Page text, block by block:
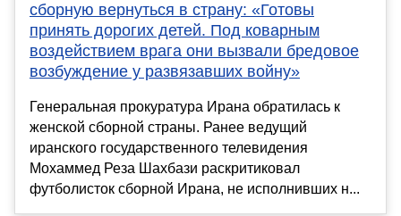
сборную вернуться в страну: «Готовы
принять дорогих детей. Под коварным
воздействием врага они вызвали бредовое
возбуждение у развязавших войну»
Генеральная прокуратура Ирана обратилась к
женской сборной страны. Ранее ведущий
иранского государственного телевидения
Мохаммед Реза Шахбази раскритиковал
футболисток сборной Ирана, не исполнивших н...